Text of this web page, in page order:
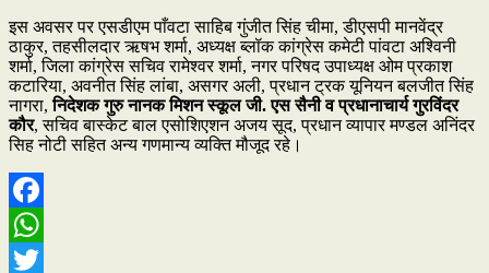
इस अवसर पर एसडीएम पाँवटा साहिब गुंजीत सिंह चीमा, डीएसपी मानवेंद्र
ठाकुर, तहसीलदार ऋषभ शर्मा, अध्यक्ष ब्लॉक कांग्रेस कमेटी पांवटा अश्विनी
शर्मा, जिला कांग्रेस सचिव रामेश्वर शर्मा, नगर परिषद उपाध्यक्ष ओम प्रकाश
कटारिया, अवनीत सिंह लांबा, असगर अली, प्रधान ट्रक यूनियन बलजीत सिंह
नागरा,निदेशक गुरु नानक मिशन स्कूल जी. एस सैनी व प्रधानाचार्य गुरविंदर
कौर, सचिव बास्केट बाल एसोशिएशन अजय सूद, प्रधान व्यापार मण्डल अनिंदर
सिह नोटी सहित अन्य गणमान्य व्यक्ति मौजूद रहे।
Facebook
WhatsApp